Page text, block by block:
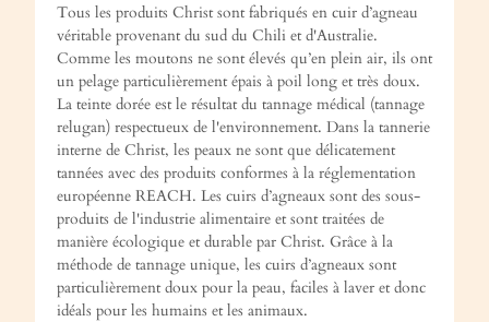
Tous les produits Christ sont fabriqués en cuir d’agneau
véritable provenant du sud du Chili et d'Australie.
Comme les moutons ne sont élevés qu’en plein air, ils ont
un pelage particulièrement épais à poil long et très doux.
La teinte dorée est le résultat du tannage médical (tannage
relugan) respectueux de l'environnement. Dans la tannerie
interne de Christ, les peaux ne sont que délicatement
tannées avec des produits conformes à la réglementation
européenne REACH. Les cuirs d’agneaux sont des sous-
produits de l'industrie alimentaire et sont traitées de
manière écologique et durable par Christ. Grâce à la
méthode de tannage unique, les cuirs d’agneaux sont
particulièrement doux pour la peau, faciles à laver et donc
idéals pour les humains et les animaux.